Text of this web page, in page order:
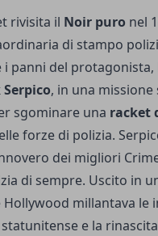
rivisita il Noir puro nel
di stampo
i panni del
, in una missione
sgominare una racket
forze di polizia.
dei migliori
di sempre. Uscito in
millantava le
e la rinascita